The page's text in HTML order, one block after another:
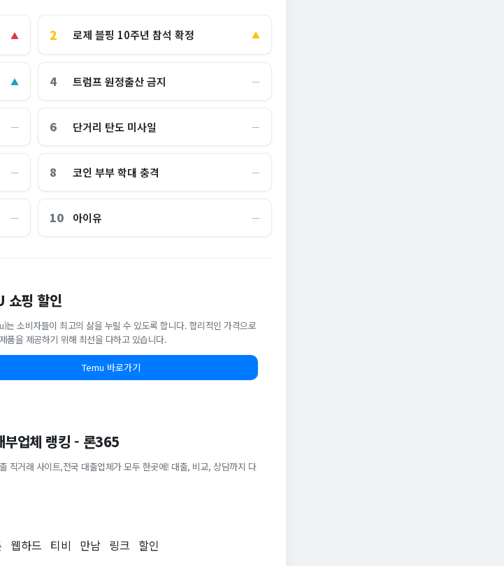
▲ 2 로제 블핑 10주년 참석 확정 ▲
▲ 4 트럼프 원정출산 금지 ―
― 6 단거리 탄도 미사일 ―
― 8 코인 부부 학대 충격 ―
― 10 아이유 ―
쇼핑 할인
는 소비자들이 최고의 삶을 누릴 수 있도록 합니다. 합리적인 가격으로
품을 제공하기 위해 최선을 다하고 있습니다.
Temu 바로가기
부업체 랭킹 - 론365
직거래 사이트,전국 대출업체가 모두 한곳에! 대출, 비교, 상담까지 다
웹하드 티비 만남 링크 할인